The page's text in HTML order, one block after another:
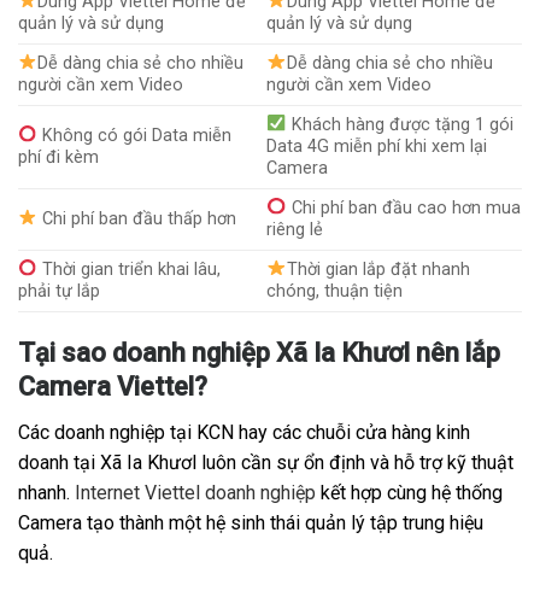
quản lý và sử dụng
quản lý và sử dụng
Dễ dàng chia sẻ cho nhiều
người cần xem Video
Dễ dàng chia sẻ cho nhiều
người cần xem Video
Không có gói Data miễn
phí đi kèm
Khách hàng được tặng 1 gói
Data 4G miễn phí khi xem lại
Camera
Chi phí ban đầu thấp hơn
Chi phí ban đầu cao hơn mua
riêng lẻ
Thời gian triển khai lâu,
phải tự lắp
Thời gian lắp đặt nhanh
chóng, thuận tiện
Tại sao doanh nghiệp Xã Ia Khươl nên lắp
Camera Viettel?
Các doanh nghiệp tại KCN hay các chuỗi cửa hàng kinh
doanh tại Xã Ia Khươl luôn cần sự ổn định và hỗ trợ kỹ thuật
nhanh. Internet Viettel doanh nghiệp kết hợp cùng hệ thống
Camera tạo thành một hệ sinh thái quản lý tập trung hiệu
quả.